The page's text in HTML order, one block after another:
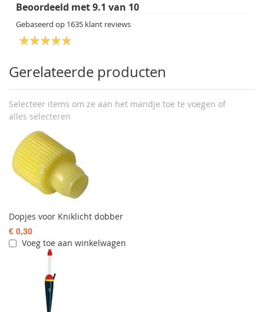
Beoordeeld met9.1 van 10
Gebaseerd op 1635 klant reviews
Gerelateerde producten
Selecteer items om ze aan het mandje toe te voegen of
alles selecteren
Dopjes voor Kniklicht dobber
€ 0,30
Voeg toe aan winkelwagen